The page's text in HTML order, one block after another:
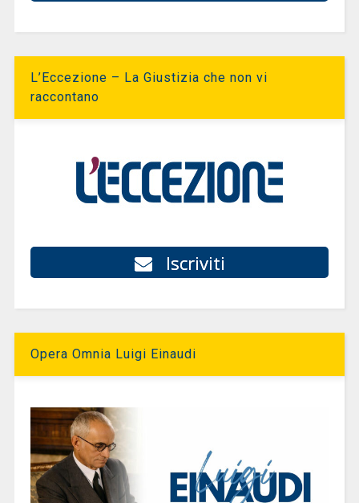
L’Eccezione – La Giustizia che non vi
raccontano
Iscriviti
Opera Omnia Luigi Einaudi